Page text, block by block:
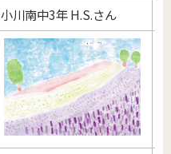
小川南中3年 H.S.さん